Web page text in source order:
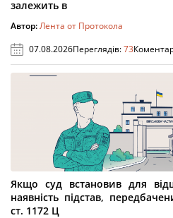
залежить в
Автор:Лента от Протокола
07.08.2026Переглядів:73
Якщо суд встановив для
наявність підстав,
ст. 1172 Ц